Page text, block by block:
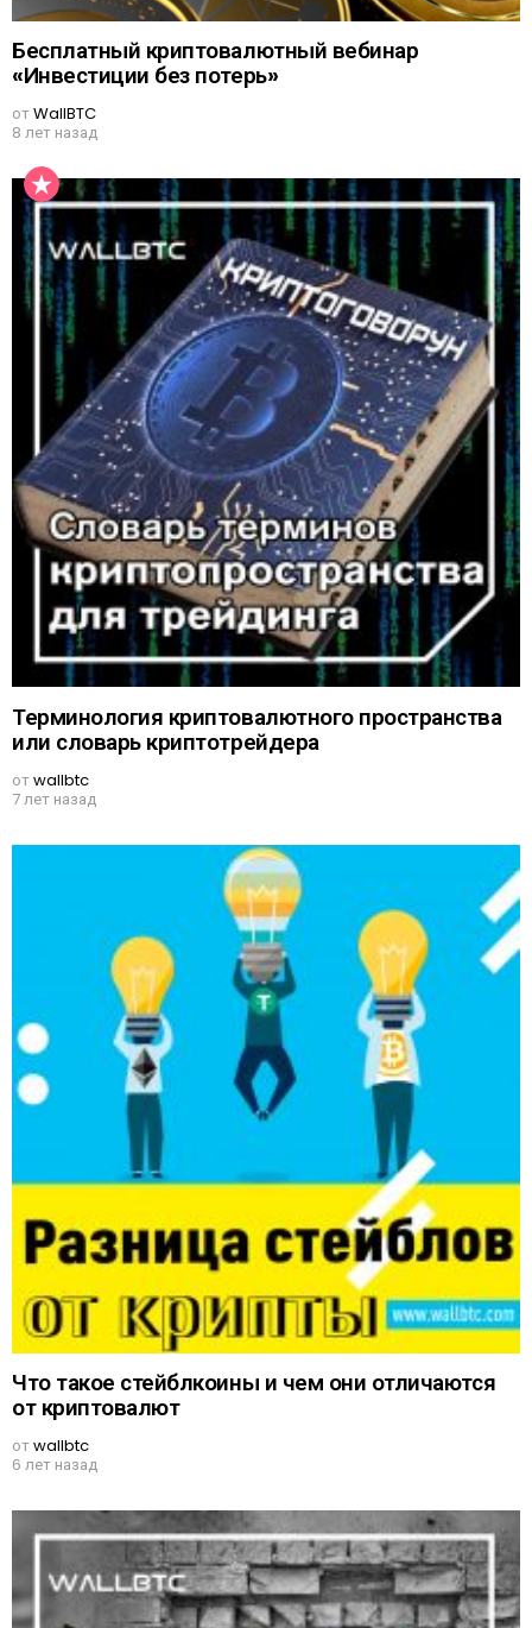
Бесплатный криптовалютный вебинар
«Инвестиции без потерь»
отWallBTC
8 лет назад
Терминология криптовалютного пространства
или словарь криптотрейдера
отwallbtc
7 лет назад
Что такое стейблкоины и чем они отличаются
от криптовалют
отwallbtc
6 лет назад